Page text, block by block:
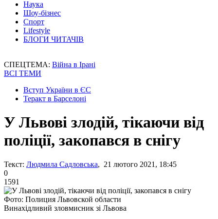
Наука
Шоу-бізнес
Спорт
Lifestyle
БЛОГИ ЧИТАЧІВ
СПЕЦТЕМА: Війна в Ірані
ВСІ ТЕМИ
Вступ України в ЄС
Теракт в Барселоні
У Львові злодій, тікаючи від
поліції, закопався в снігу
Текст: Людмила Садловська, 21 лютого 2021, 18:45
0
1591
Фото: Полиция Львовской области
Винахідливий зловмисник зі Львова